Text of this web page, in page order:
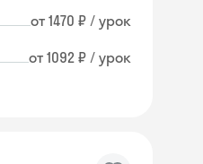
от 1470 ₽ / урок
от 1092 ₽ / урок